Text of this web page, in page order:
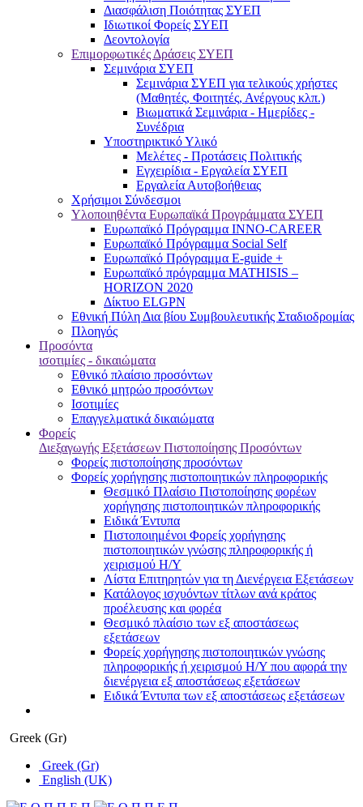
Διασφάλιση Ποιότητας ΣΥΕΠ
Ιδιωτικοί Φορείς ΣΥΕΠ
Δεοντολογία
Επιμορφωτικές Δράσεις ΣΥΕΠ
Σεμινάρια ΣΥΕΠ
Σεμινάρια ΣΥΕΠ για τελικούς χρήστες
(Μαθητές, Φοιτητές, Ανέργους κλπ.)
Βιωματικά Σεμινάρια - Ημερίδες -
Συνέδρια
Υποστηρικτικό Υλικό
Μελέτες - Προτάσεις Πολιτικής
Εγχειρίδια - Εργαλεία ΣΥΕΠ
Εργαλεία Αυτοβοήθειας
Χρήσιμοι Σύνδεσμοι
Υλοποιηθέντα Ευρωπαϊκά Προγράμματα ΣΥΕΠ
Ευρωπαϊκό Πρόγραμμα INNO-CAREER
Ευρωπαϊκό Πρόγραμμα Social Self
Ευρωπαϊκό Πρόγραμμα E-guide +
Ευρωπαϊκό πρόγραμμα MATHISIS –
HORIZON 2020
Δίκτυο ELGPN
Εθνική Πύλη Δια βίου Συμβουλευτικής Σταδιοδρομίας
Πλοηγός
Προσόντα
ισοτιμίες - δικαιώματα
Εθνικό πλαίσιο προσόντων
Εθνικό μητρώο προσόντων
Ισοτιμίες
Επαγγελματικά δικαιώματα
Φορείς
Διεξαγωγής Εξετάσεων Πιστοποίησης Προσόντων
Φορείς πιστοποίησης προσόντων
Φορείς χορήγησης πιστοποιητικών πληροφορικής
Θεσμικό Πλαίσιο Πιστοποίησης φορέων
χορήγησης πιστοποιητικών πληροφορικής
Ειδικά Έντυπα
Πιστοποιημένοι Φορείς χορήγησης
πιστοποιητικών γνώσης πληροφορικής ή
χειρισμού Η/Υ
Λίστα Επιτηρητών για τη Διενέργεια Εξετάσεων
Κατάλογος ισχυόντων τίτλων ανά κράτος
προέλευσης και φορέα
Θεσμικό πλαίσιο των εξ αποστάσεως
εξετάσεων
Φορείς χορήγησης πιστοποιητικών γνώσης
πληροφορικής ή χειρισμού Η/Υ που αφορά την
διενέργεια εξ αποστάσεως εξετάσεων
Ειδικά Έντυπα των εξ αποστάσεως εξετάσεων
Greek (Gr)
Greek (Gr)
English (UK)